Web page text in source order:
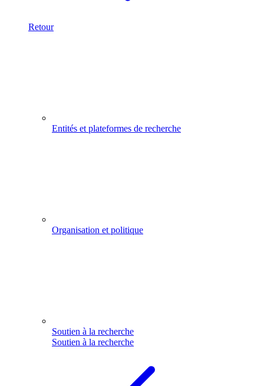
Retour
Entités et plateformes de recherche
Organisation et politique
Soutien à la recherche
Soutien à la recherche